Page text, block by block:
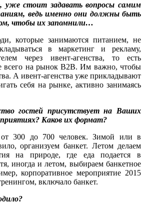
уже стоит задавать вопросы самим
ведь именно они должны быть
чтобы их запомнили…
которые занимаются питанием, не
в маркетинг и рекламу,
через ивент-агенства, то есть
всего на рынок В2В. Им важно, чтобы
А ивент-агенства уже прикладывают
себя на рынке, активно занимаясь
гостей присутствует на Ваших
Каков их формат?
от 300 до 700 человек. Зимой или в
организуем банкет. Летом делаем
на природе, где еда подается в
иногда и летом, выбираем банкетное
корпоративное мероприятие 2015
включало банкет.